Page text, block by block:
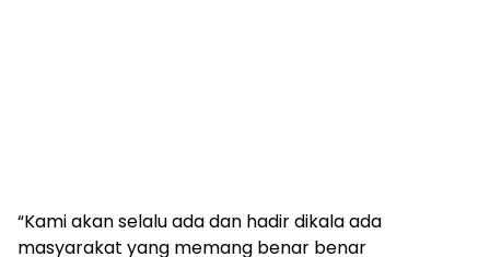
“Kami akan selalu ada dan hadir dikala ada
masyarakat yang memang benar benar